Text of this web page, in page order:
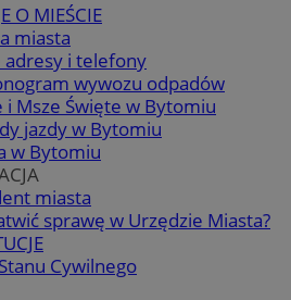
O MIEŚCIE
miasta
adresy i telefony
wywozu odpadów
i Msze Święte w Bytomiu
jazdy w Bytomiu
w Bytomiu
miasta
sprawę w Urzędzie Miasta?
Cywilnego